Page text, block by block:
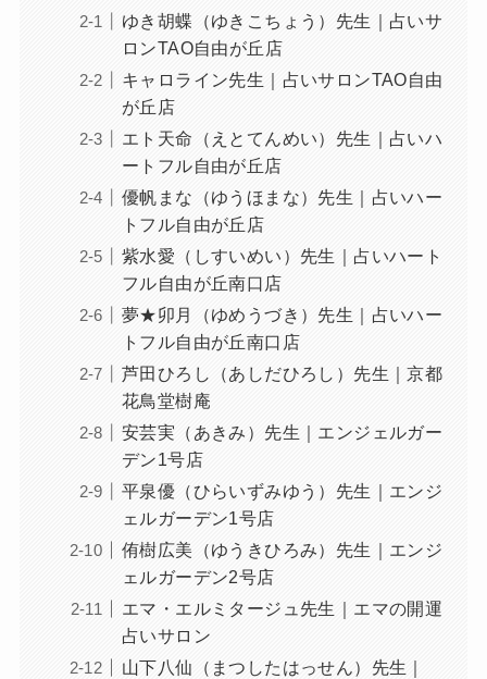
ゆき胡蝶（ゆきこちょう）先生｜占いサ
ロンTAO自由が丘店
キャロライン先生｜占いサロンTAO自由
が丘店
エト天命（えとてんめい）先生｜占いハ
ートフル自由が丘店
優帆まな（ゆうほまな）先生｜占いハー
トフル自由が丘店
紫水愛（しすいめい）先生｜占いハート
フル自由が丘南口店
夢★卯月（ゆめうづき）先生｜占いハー
トフル自由が丘南口店
芦田ひろし（あしだひろし）先生｜京都
花鳥堂樹庵
安芸実（あきみ）先生｜エンジェルガー
デン1号店
平泉優（ひらいずみゆう）先生｜エンジ
ェルガーデン1号店
侑樹広美（ゆうきひろみ）先生｜エンジ
ェルガーデン2号店
エマ・エルミタージュ先生｜エマの開運
占いサロン
山下八仙（まつしたはっせん）先生｜